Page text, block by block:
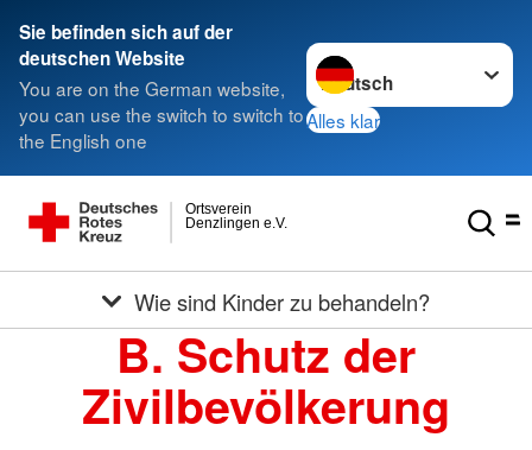
Sie befinden sich auf der
deutschen Website
You are on the German website,
you can use the switch to switch to
the English one
Sprache wechseln zu
Alles klar
Denzlingen e.V.
Ortsverein
Wie sind Kinder zu behandeln?
B. Schutz der
Zivilbevölkerung